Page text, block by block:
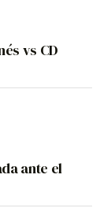
vs CD
ante el